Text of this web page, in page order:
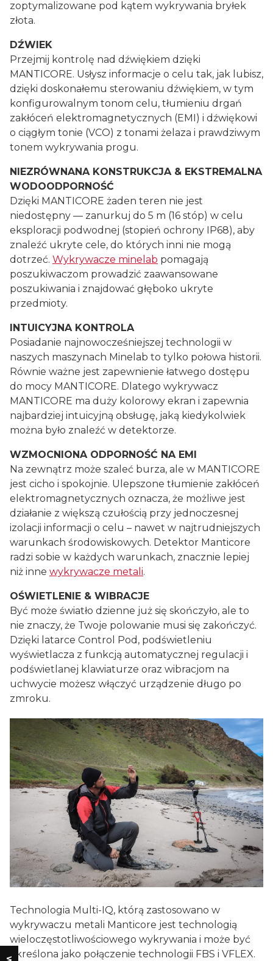
zoptymalizowane pod kątem wykrywania bryłek
złota.
DŹWIEK
Przejmij kontrolę nad dźwiękiem dzięki
MANTICORE. Usłysz informacje o celu tak, jak lubisz,
dzięki doskonałemu sterowaniu dźwiękiem, w tym
konfigurowalnym tonom celu, tłumieniu drgań
zakłóceń elektromagnetycznych (EMI) i dźwiękowi
o ciągłym tonie (VCO) z tonami żelaza i prawdziwym
tonem wykrywania progu.
NIEZRÓWNANA KONSTRUKCJA & EKSTREMALNA
WODOODPORNOŚĆ
Dzięki MANTICORE żaden teren nie jest
niedostępny — zanurkuj do 5 m (16 stóp) w celu
eksploracji podwodnej (stopień ochrony IP68), aby
znaleźć ukryte cele, do których inni nie mogą
dotrzeć. Wykrywacze minelab pomagają
poszukiwaczom prowadzić zaawansowane
poszukiwania i znajdować głęboko ukryte
przedmioty.
INTUICYJNA KONTROLA
Posiadanie najnowocześniejszej technologii w
naszych maszynach Minelab to tylko połowa historii.
Równie ważne jest zapewnienie łatwego dostępu
do mocy MANTICORE. Dlatego wykrywacz
MANTICORE ma duży kolorowy ekran i zapewnia
najbardziej intuicyjną obsługę, jaką kiedykolwiek
można było znaleźć w detektorze.
WZMOCNIONA ODPORNOŚĆ NA EMI
Na zewnątrz może szaleć burza, ale w MANTICORE
jest cicho i spokojnie. Ulepszone tłumienie zakłóceń
elektromagnetycznych oznacza, że możliwe jest
działanie z większą czułością przy jednoczesnej
izolacji informacji o celu – nawet w najtrudniejszych
warunkach środowiskowych. Detektor Manticore
radzi sobie w każdych warunkach, znacznie lepiej
niż inne wykrywacze metali.
OŚWIETLENIE & WIBRACJE
Być może światło dzienne już się skończyło, ale to
nie znaczy, że Twoje polowanie musi się zakończyć.
Dzięki latarce Control Pod, podświetleniu
wyświetlacza z funkcją automatycznej regulacji i
podświetlanej klawiaturze oraz wibracjom na
uchwycie możesz włączyć urządzenie długo po
zmroku.
Technologia Multi-IQ, którą zastosowano w
wykrywaczu metali Manticore jest technologią
wieloczęstotliwościowego wykrywania i może być
określona jako połączenie technologii FBS i VFLEX.